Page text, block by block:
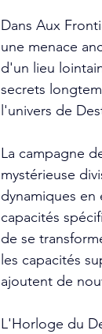
Dans Aux
une menace
d'un lieu
secrets
l'univers de
La campagne
mystérieuse
dynamiques
capacités
de se
les capacités
ajoutent de
L'Horloge du